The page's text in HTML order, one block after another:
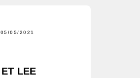
05/2021
LEE